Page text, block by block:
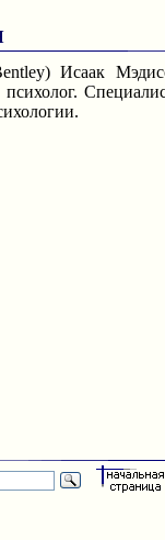
Исаак
психолог.